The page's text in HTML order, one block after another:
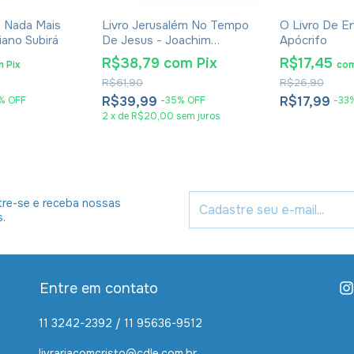
Mais
Subirá
OFF
Pix
Livro Jerusalém No Tempo
De Jesus - Joachim
Jeremias - Impressão
2024
R$39,99 -35% OFF
R$61,90
R$38,79 com Pix
2 x de R$20,00 sem juros
O Livro De
Apócrifo
R$17,99 -33
R$26,90
R$17,45
se e receba nossas
Entre em contato
11 3242-2392 / 11 95636-9512